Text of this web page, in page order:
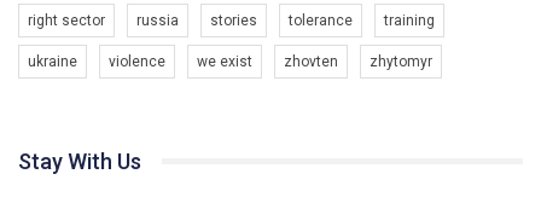
Емоційний та вражаючий промо-ролік на конкурс PACT, який
представляє програму "Гей-альянс Україна" з протидії
насильству проти ЛГБТ в Україні.
Якщо ти хочеш підтримати нас - просто натисни "лайк" під
1.9K Просмотров • 226 Нравится 5 Комментариев
right sector russia stories tolerance training
ukraine violence we exist zhovten zhytomyr
Stay With Us